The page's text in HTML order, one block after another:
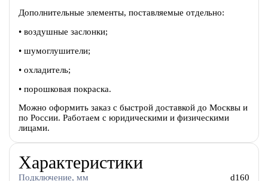
Дополнительные элементы, поставляемые отдельно:
• воздушные заслонки;
• шумоглушители;
• охладитель;
• порошковая покраска.
Можно оформить заказ с быстрой доставкой до Москвы и
по России. Работаем с юридическими и физическими
лицами.
Характеристики
Подключение, мм d160